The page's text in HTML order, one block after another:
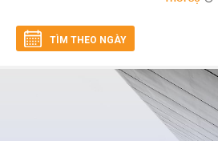
TÌM THEO NGÀY